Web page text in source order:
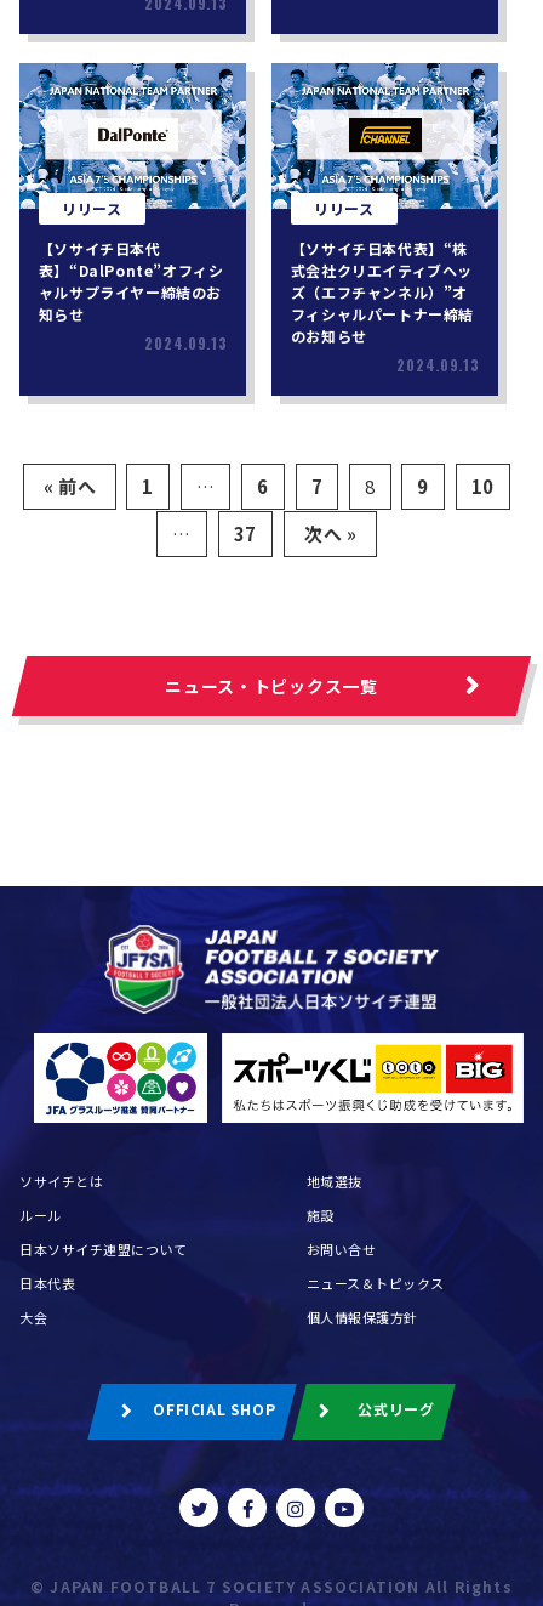
リリース
【ソサイチ日本代
表】“DalPonte”オフィシ
ャルサプライヤー締結のお
知らせ
2024.09.13
リリース
【ソサイチ日本代表】“株
式会社クリエイティブヘッ
ズ（エフチャンネル）”オ
フィシャルパートナー締結
のお知らせ
2024.09.13
« 前へ 1 … 6 7 8 9
10
…
37 次へ »
ニュース・トピックス一覧
ソサイチとは
ルール
日本ソサイチ連盟について
日本代表
大会
地域選抜
施設
お問い合せ
ニュース＆トピックス
個人情報保護方針
OFFICIAL SHOP 公式リーグ
© JAPAN FOOTBALL 7 SOCIETY ASSOCIATION All Rights